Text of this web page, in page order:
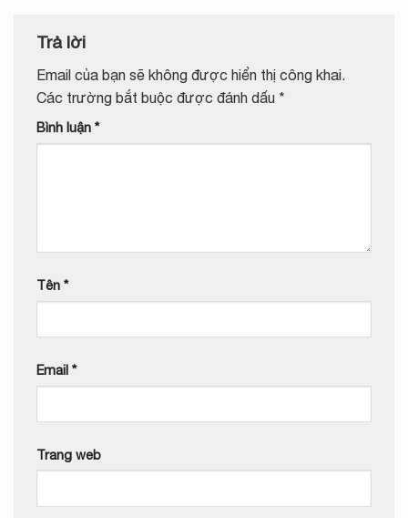
Trả lời
Email của bạn sẽ không được hiển thị công khai.
Các trường bắt buộc được đánh dấu *
Bình luận *
Tên *
Email *
Trang web